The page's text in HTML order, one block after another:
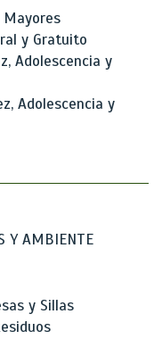
y Gratuito
Adolescencia y
Adolescencia y
Y AMBIENTE
y Sillas